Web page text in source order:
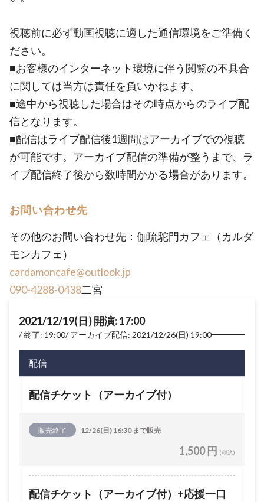
視聴前に必ず動画視聴に適した通信環境をご準備く
ださい。
■お客様のインターネット環境に伴う閲覧の不具合
に関しては当方は責任を負いかねます。
■途中から視聴した場合はその時点からのライブ配
信となります。
■配信はライブ配信後1週間はアーカイブでの視聴
が可能です。アーカイブ配信の準備が整うまで、ラ
イブ配信終了後から数時間かかる場合があります。
お問い合わせ先
その他のお問い合わせ先：伽琉駝門カフェ（カルダ
モンカフェ）
cardamoncafe@outlook.jp
090-4288-0438二宮
2021/12/19(日) 開演: 17:00
終了: 19:00 アーカイブ配信: 2021/12/26(日) 19:00
配信
配信チケット（アーカイブ付）
販売終了 12/26(日) 16:30 まで販売
1,500 円 (税込)
配信チケット（アーカイブ付）+応援一口